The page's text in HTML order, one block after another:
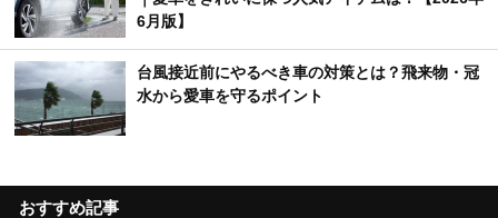
6月版】
台風接近前にやるべき車の対策とは？飛来物・冠
水から愛車を守るポイント
おすすめ記事